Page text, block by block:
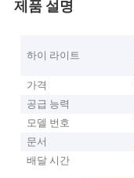
제품 설명
하이 라이트
가격
공급 능력
모델 번호
문서
배달 시간